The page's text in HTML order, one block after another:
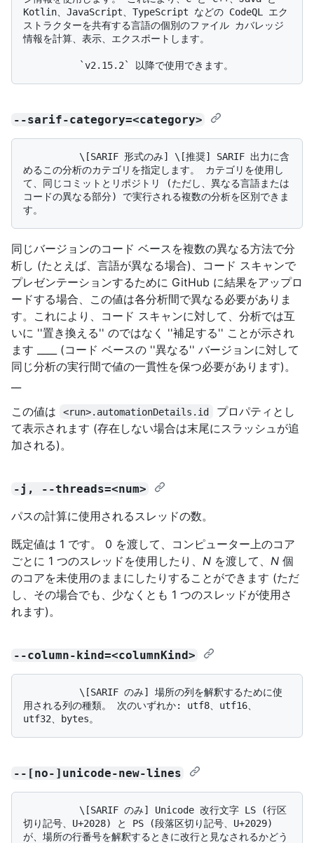
Kotlin、JavaScript、TypeScript などの CodeQL エク
ストラクターを共有する言語の個別のファイル カバレッジ
情報を計算、表示、エクスポートします。
--sarif-category=<category>
めるこの分析のカテゴリを指定します。 カテゴリを使用し
て、同じコミットとリポジトリ (ただし、異なる言語または
コードの異なる部分) で実行される複数の分析を区別できま
同じバージョンのコード ベースを複数の異なる方法で分
析し (たとえば、言語が異なる場合)、コード スキャンで
プレゼンテーションするために GitHub に結果をアップロ
ードする場合、この値は各分析間で異なる必要がありま
す。これにより、コード スキャンに対して、分析では互
いに ''置き換える'' のではなく ''補足する'' ことが示され
ます ____ (コード ベースの ''異なる'' バージョンに対して
同じ分析の実行間で値の一貫性を保つ必要があります)。
この値は
<run>.automationDetails.id
プロパティとし
て表示されます (存在しない場合は末尾にスラッシュが追
加される)。
-j, --threads=<num>
パスの計算に使用されるスレッドの数。
既定値は 1 です。 0 を渡して、コンピューター上のコア
ごとに 1 つのスレッドを使用したり、 N を渡して、 N 個
のコアを未使用のままにしたりすることができます (ただ
し、その場合でも、少なくとも 1 つのスレッドが使用さ
れます)。
--column-kind=<columnKind>
用される列の種類。 次のいずれか: utf8、utf16、
--[no-]unicode-new-lines
切り記号、U+2028) と PS (段落区切り記号、U+2029)
が、場所の行番号を解釈するときに改行と見なされるかどう